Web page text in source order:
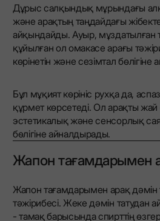
Дұрыс салқындық мұрындағы
және арақтың таңдайдағы
айқындайды. Ауыр, мұздатылған
құйылған ол омакасе арағы
көрінетін және сезімтал бөлігіне
Бұл мұқият көрініс рухқа да,
құрмет көрсетеді. Ол арақты
эстетикалық және сенсорлық
бөлігіне айналдырады.
Жапон тағамдарымен
Жапон тағамдарымен арақ дәмін
тәжірибесі. Жеке дәмін
- тамақ барысында спирттің